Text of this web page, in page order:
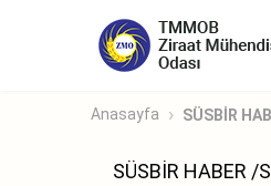
Anasayfa SÜSBİR
SÜSBİR HABER /